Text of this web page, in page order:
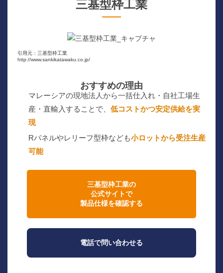
三基型枠工業
引用元：三基型枠工業
http://www.sankikatawaku.co.jp/
おすすめの理由
マレーシアの現地法人から一括仕入れ・自社工場生
産・直輸入することで、 低コストかつ安定供給を実
現
Rパネルやレリーフ型枠なども小ロットから受注生産
可能
三基型枠工業の
公式サイトで
製品仕様を確認する
電話で問い合わせる